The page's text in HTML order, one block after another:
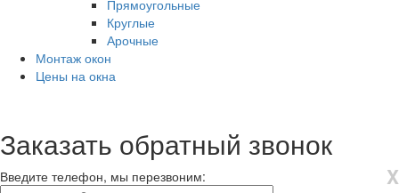
Прямоугольные
Круглые
Арочные
Монтаж окон
Цены на окна
Заказать обратный звонок
X
Введите телефон, мы перезвоним: